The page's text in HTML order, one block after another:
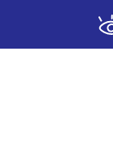
BOUTIQUE